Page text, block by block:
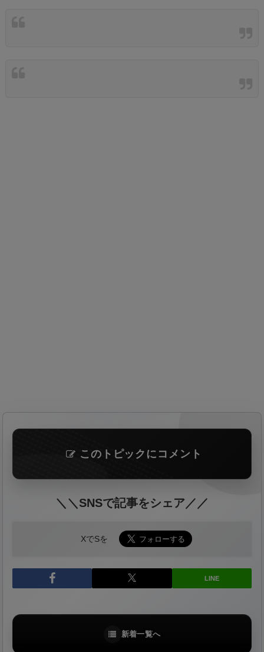
このトピックにコメント
＼＼SNSで記事をシェア／／
XでSを
LINE
新着一覧へ